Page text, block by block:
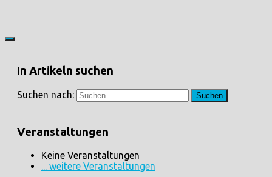
In Artikeln suchen
Suchen nach:
Veranstaltungen
Keine Veranstaltungen
... weitere Veranstaltungen